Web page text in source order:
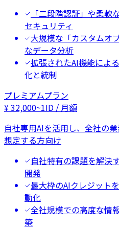
「二段階認証」や柔軟
セキュリティ
大規模な「カスタムオ
なデータ分析
拡張されたAI機能によ
化と統制
プレミアムプラン
¥32,000~1ID / 月額
自社専用AIを活用し、全社の
想定する方向け
自社特有の課題を解決
開発
最大枠のAIクレジット
動化
全社規模での高度な情
築